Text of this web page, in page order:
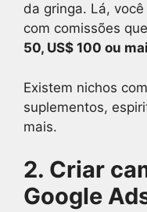
da gringa. Lá,
com comissões
50, US$ 100 ou
Existem nichos
suplementos,
mais.
2. Criar
Google